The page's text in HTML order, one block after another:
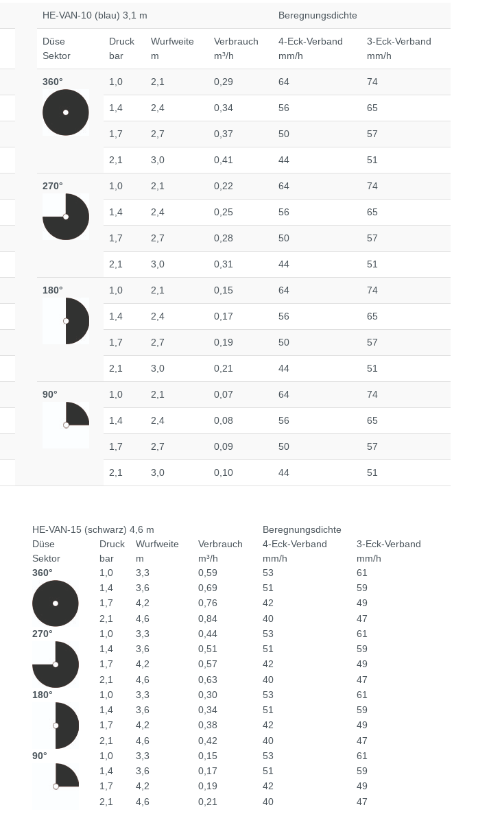
HE-VAN-10 (blau) 3,1 m Beregnungsdichte
Düse
Sektor
Druck
bar
Wurfweite
m
Verbrauch
m³/h
4-Eck-Verband
mm/h
3-Eck-Verband
mm/h
360° 1,0 2,1 0,29 64 74
1,4 2,4 0,34 56 65
1,7 2,7 0,37 50 57
2,1 3,0 0,41 44 51
270° 1,0 2,1 0,22 64 74
1,4 2,4 0,25 56 65
1,7 2,7 0,28 50 57
2,1 3,0 0,31 44 51
180° 1,0 2,1 0,15 64 74
1,4 2,4 0,17 56 65
1,7 2,7 0,19 50 57
2,1 3,0 0,21 44 51
90° 1,0 2,1 0,07 64 74
1,4 2,4 0,08 56 65
1,7 2,7 0,09 50 57
2,1 3,0 0,10 44 51
HE-VAN-15 (schwarz) 4,6 m
Beregnungsdichte
Düse
Sektor
Druck
bar
Wurfweite
m
Verbrauch
m³/h
4-Eck-Verband
mm/h
3-Eck-Verband
mm/h
360° 1,0 3,3 0,59 53
61
1,4 3,6 0,69 51
59
1,7 4,2 0,76 42
49
2,1 4,6 0,84 40
47
270° 1,0 3,3 0,44 53
61
1,4 3,6 0,51 51
59
1,7 4,2 0,57 42
49
2,1 4,6 0,63 40
47
180° 1,0 3,3 0,30 53
61
1,4 3,6 0,34 51
59
1,7 4,2 0,38 42
49
2,1 4,6 0,42 40
47
90° 1,0 3,3 0,15 53
61
1,4 3,6 0,17 51
59
1,7 4,2 0,19 42
49
2,1 4,6 0,21 40
47